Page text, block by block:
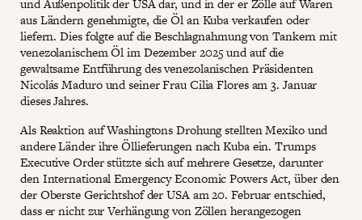
und Außenpolitik der USA dar, und in der er Zölle auf Waren
aus Ländern genehmigte, die Öl an Kuba verkaufen oder
liefern. Dies folgte auf die Beschlagnahmung von Tankern mit
venezolanischem Öl im Dezember 2025 und auf die
gewaltsame Entführung des venezolanischen Präsidenten
Nicolás Maduro und seiner Frau Cilia Flores am 3. Januar
dieses Jahres.
Als Reaktion auf Washingtons Drohung stellten Mexiko und
andere Länder ihre Öllieferungen nach Kuba ein. Trumps
Executive Order stützte sich auf mehrere Gesetze, darunter
den International Emergency Economic Powers Act, über den
der Oberste Gerichtshof der USA am 20. Februar entschied,
dass er nicht zur Verhängung von Zöllen herangezogen